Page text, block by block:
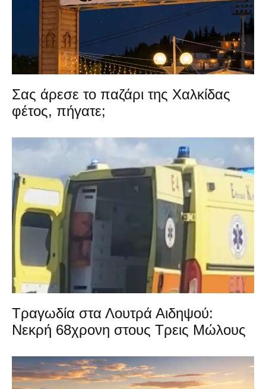
Σας άρεσε το παζάρι της Χαλκίδας
φέτος, πήγατε;
Τραγωδία στα Λουτρά Αιδηψού:
Νεκρή 68χρονη στους Τρεις Μώλους